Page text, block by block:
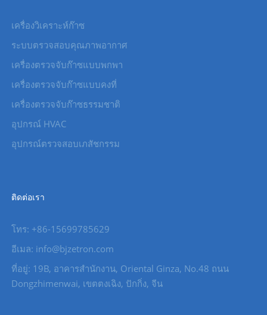
เครื่องวิเคราะห์ก๊าซ
ระบบตรวจสอบคุณภาพอากาศ
เครื่องตรวจจับก๊าซแบบพกพา
เครื่องตรวจจับก๊าซแบบคงที่
เครื่องตรวจจับก๊าซธรรมชาติ
อุปกรณ์ HVAC
อุปกรณ์ตรวจสอบเภสัชกรรม
ติดต่อเรา
โทร: +86-15699785629
อีเมล: info@bjzetron.com
ที่อยู่: 19B, อาคารสำนักงาน, Oriental Ginza, No.48 ถนน
Dongzhimenwai, เขตตงเฉิง, ปักกิ่ง, จีน